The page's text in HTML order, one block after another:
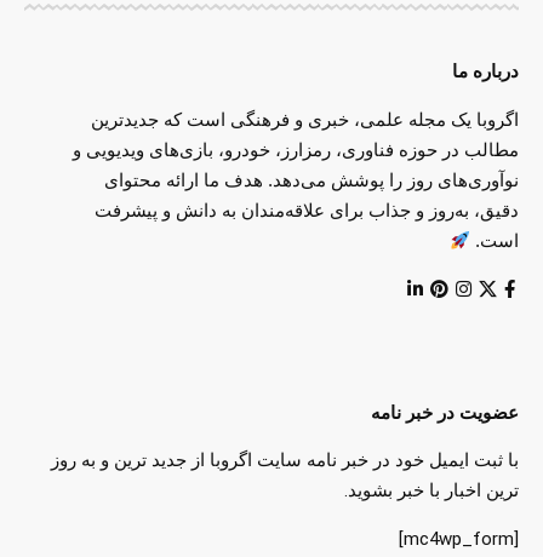
درباره ما
اگروبا یک مجله علمی، خبری و فرهنگی است که جدیدترین
مطالب در حوزه فناوری، رمزارز، خودرو، بازی‌های ویدیویی و
نوآوری‌های روز را پوشش می‌دهد. هدف ما ارائه محتوای
دقیق، به‌روز و جذاب برای علاقه‌مندان به دانش و پیشرفت
است.
عضویت در خبر نامه
با ثبت ایمیل خود در خبر نامه سایت اگروبا از جدید ترین و به روز
ترین اخبار با خبر بشوید.
[mc4wp_form]